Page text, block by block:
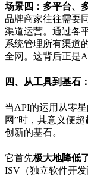
场景四：多平台、
品牌商家往往需要
渠道运营。通过各
系统管理所有渠道
全网。这背后正是
四、从工具到基石：
当API的运用从零
网”时，其意义便
创新的基石。
它首先极大地降低
ISV （独立软件开